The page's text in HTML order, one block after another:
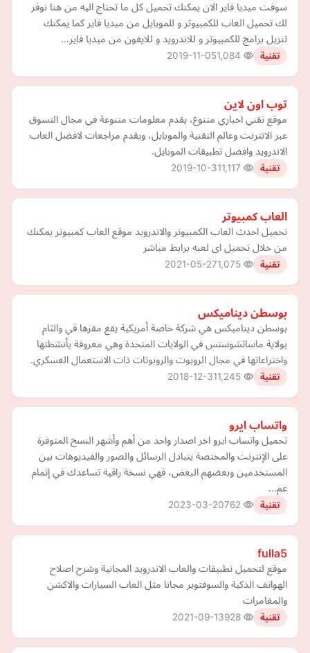
سوفت ميديا فاير الان يمكنك تحميل كل ما تحتاج اليه من هنا نوفر
لك تحميل العاب للكمبيوتر و للموبايل من ميديا فاير كما يمكنك
تنزيل برامج للكمبيوتر و للاندرويد و للايفون من ميديا فاير…
تقنية 2019-11-05
توب اون لاين
موقع تقني اخباري متنوع، يقدم معلومات متنوعة في مجال التسوق
عبر الانترنت وعالم التقنية والموبايل، ويقدم مراجعات لافضل العاب
الاندرويد وافضل تطبيقات الموبايل.
تقنية 2019-10-31
العاب كمبيوتر
تحميل احدث العاب الكمبيوتر والاندرويد موقع العاب كمبيوتر يمكنك
من خلال تحميل اى لعبه برابط مباشر
تقنية 2021-05-27
بوسطن ديناميكس
بوسطن ديناميكس هي شركة خاصة أمريكية يقع مقرها في والثام
بولاية ماساتشوستس في الولايات المتحدة وهي معروفة بأنشطتها
واختراعاتها في مجال الروبوت والروبوتات ذات الاستعمال العسكري.
تقنية 2018-12-31
واتساب ايرو
تحميل واتساب ايرو اخر اصدار واحد من أهم وأشهر النسخ المتوفرة
على الإنترنت والمختصة بتبادل الرسائل والصور والفيديوهات بين
المستخدمين وبعضهم البعض، فهي نسخة راقية تساعدك في إتمام
عم…
تقنية 2023-03-20
fulla5
موقع لتحميل تطبيقات والعاب الاندرويد المجانية وشرح اصلاح
الهواتف الذكية والسوفتوير مجانا مثل العاب السيارات والاكشن
والمغامرات
تقنية 2021-09-13